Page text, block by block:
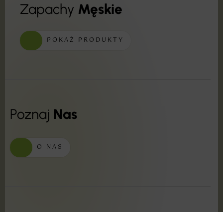
Zapachy Męskie
POKAŻ PRODUKTY
Poznaj Nas
O NAS